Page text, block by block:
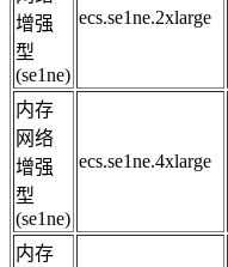
增强
型
(se1ne)
ecs.se1ne.2xlarge
内存
网络
增强
型
(se1ne)
ecs.se1ne.4xlarge
内存